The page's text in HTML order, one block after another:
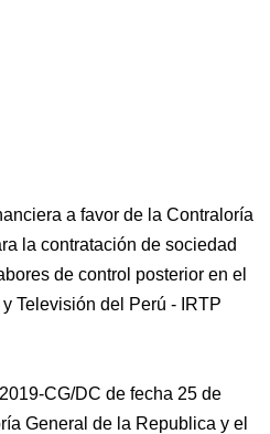
a favor de la Contraloría
la contratación de sociedad
de control posterior en el
Televisión del Perú - IRTP
CG/DC de fecha 25 de
General de la Republica y el